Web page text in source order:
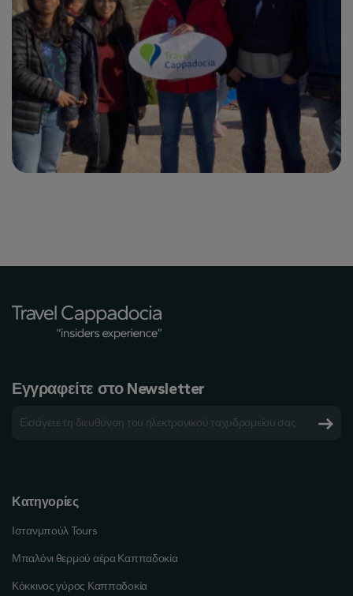
Εγγραφείτε στο Newsletter
Κατηγορίες
Ιστανμπούλ Tours
Μπαλόνι θερμού αέρα Καππαδοκία
Κόκκινος γύρος Καππαδοκία